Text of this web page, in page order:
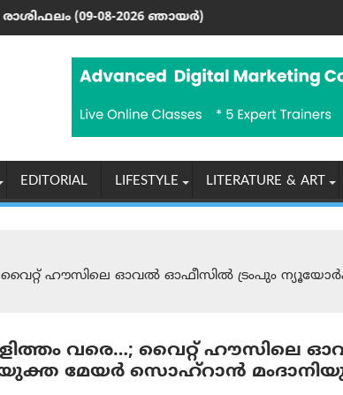
ഹൈദരാബാദില്‍ വിദ്യാർത്ഥികളുടെ പ്രതിഷേധം
ഞായര്‍) യു എസ് പ്രസിഡന്റ്
EDITORIAL LIFESTYLE LITERATURE & ART
വൈറ്റ് ഹൗസിലെ ഓവൽ ഓഫീസില്‍ ട്രം‌പും
വരെ…; വൈറ്റ് ഹൗസിലെ
മേയര്‍ സൊഹ്‌റാന്‍